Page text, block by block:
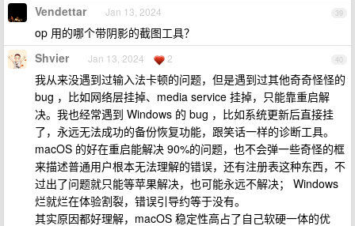
39
Vendettar Jan 13, 2024
op 用的哪个带阴影的截图工具？
40
Shvier Jan 13, 2024 2
我从来没遇到过输入法卡顿的问题，但是遇到过其他奇奇怪怪的
bug ，比如网络层挂掉、media service 挂掉，只能靠重启解
决。我也经常遇到 Windows 的 bug ，比如系统更新后直接挂
了，永远无法成功的备份恢复功能，跟笑话一样的诊断工具。
macOS 的好在重启能解决 90%的问题，也不会弹一些奇怪的框
来描述普通用户根本无法理解的错误，还有注册表这种东西，不
过出了问题就只能等苹果解决，也可能永远不解决； Windows
烂就烂在体验割裂，错误引导约等于没有。
其实原因都好理解，macOS 稳定性高占了自己软硬一体的优